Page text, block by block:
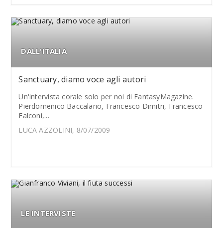
DALL'ITALIA
Sanctuary, diamo voce agli autori
Un'intervista corale solo per noi di FantasyMagazine.
Pierdomenico Baccalario, Francesco Dimitri, Francesco
Falconi,...
LUCA AZZOLINI, 8/07/2009
LE INTERVISTE